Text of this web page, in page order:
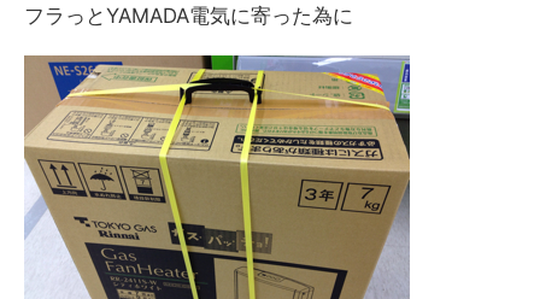
フラっとYAMADA電気に寄った為に